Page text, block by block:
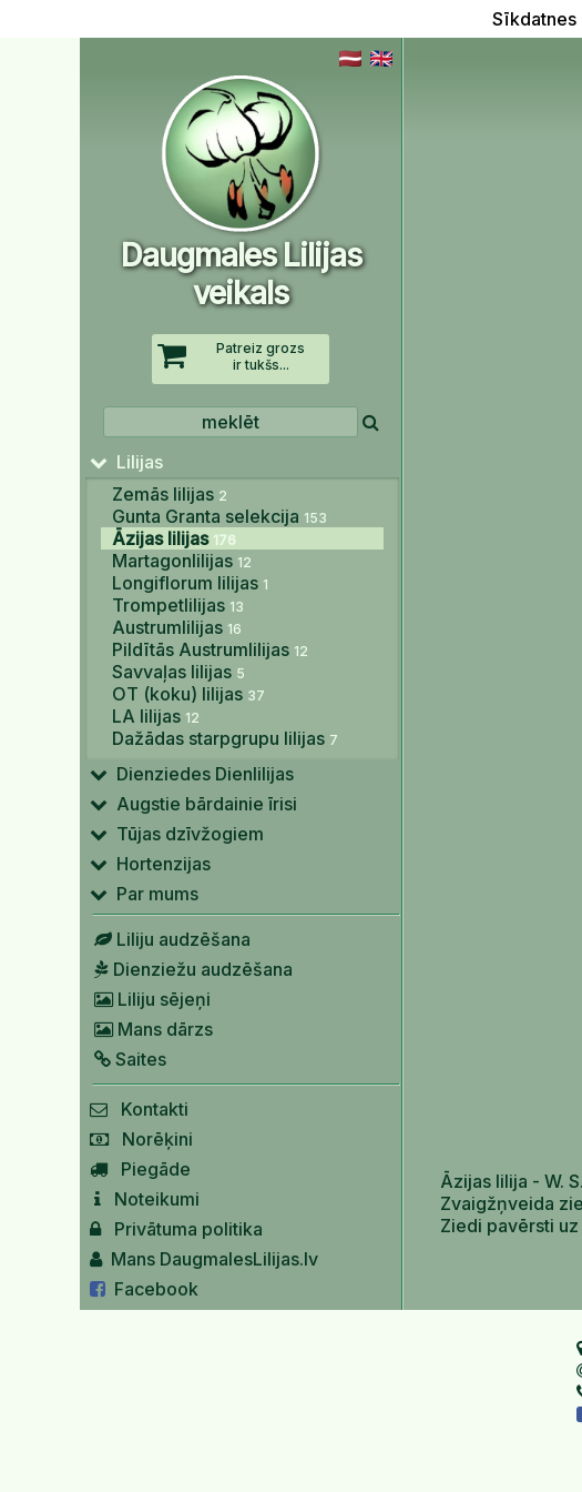
Sīkdatnes
Daugmales Lilijas
veikals
Patreiz grozs
ir tukšs...
Lilijas
Zemās lilijas 2
Gunta Granta selekcija 153
Āzijas lilijas 176
Martagonlilijas 12
Longiflorum lilijas 1
Trompetlilijas 13
Austrumlilijas 16
Pildītās Austrumlilijas 12
Savvaļas lilijas 5
OT (koku) lilijas 37
LA lilijas 12
Dažādas starpgrupu lilijas 7
Dienziedes Dienlilijas
Augstie bārdainie īrisi
Tūjas dzīvžogiem
Hortenzijas
Par mums
Liliju audzēšana
Dienziežu audzēšana
Liliju sējeņi
Mans dārzs
Saites
Kontakti
Norēķini
Piegāde
Noteikumi
Privātuma politika
Mans DaugmalesLilijas.lv
Facebook
Āzijas lilija - W.
Zvaigžņveida
Ziedi pavērsti